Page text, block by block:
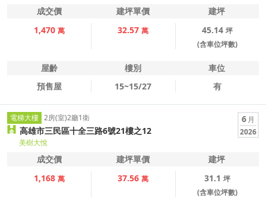
成交價 建坪單價
建坪
1,470 萬 32.57 萬 45.14 坪
(含車位坪數)
屋齡 樓別
車位
預售屋
15~15/27 有
電梯大樓 2房(室)2廳1衛
高雄市三民區十全三路6號21樓之12
美樹大悅
6 月
2026
成交價 建坪單價
建坪
1,168 萬 37.56 萬 31.1 坪
(含車位坪數)